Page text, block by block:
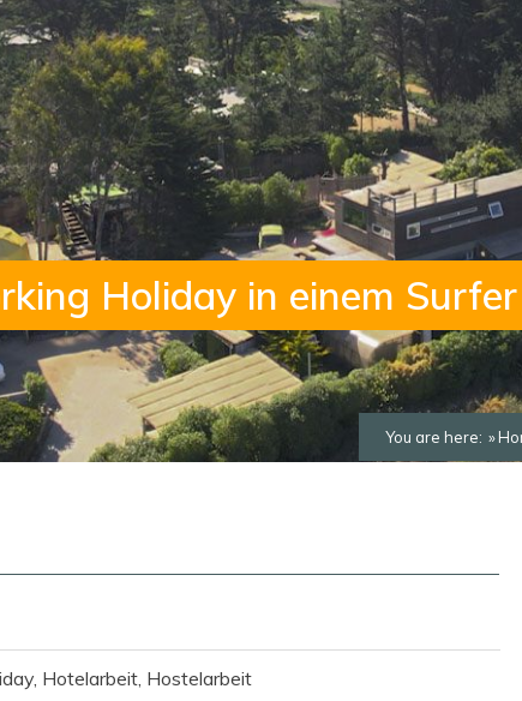
Holiday in einem
You are here:
Hotelarbeit, Hostelarbeit